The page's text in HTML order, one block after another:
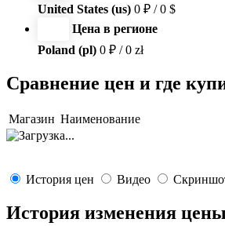
United States (us) 0 ₽ / 0 $
Цена в регионе
Poland (pl) 0 ₽ / 0 zł
Сравнение цен и где
Магазин Наименование
История цен Видео
История изменения цены